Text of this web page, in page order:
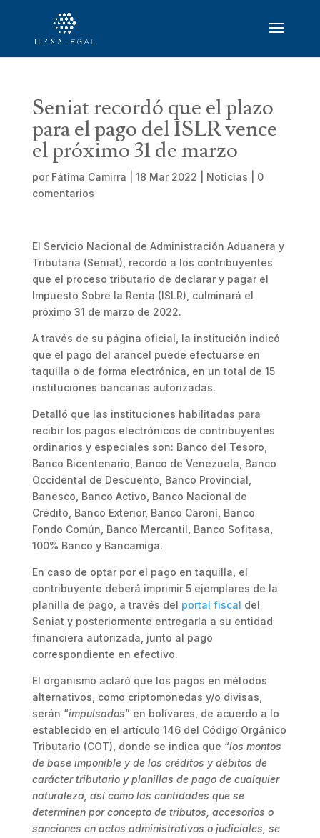
Seniat recordó que el plazo
para el pago del ISLR vence
el próximo 31 de marzo
por Fátima Camirra 18 Mar 2022 Noticias
0
comentarios
El Servicio Nacional de Administración Aduanera y
Tributaria (Seniat), recordó a los contribuyentes
que el proceso tributario de declarar y pagar el
Impuesto Sobre la Renta (ISLR), culminará el
próximo 31 de marzo de 2022.
A través de su página oficial, la institución indicó
que el pago del arancel puede efectuarse en
taquilla o de forma electrónica, en un total de 15
instituciones bancarias autorizadas.
Detalló que las instituciones habilitadas para
recibir los pagos electrónicos de contribuyentes
ordinarios y especiales son: Banco del Tesoro,
Banco Bicentenario, Banco de Venezuela, Banco
Occidental de Descuento, Banco Provincial,
Banesco, Banco Activo, Banco Nacional de
Crédito, Banco Exterior, Banco Caroní, Banco
Fondo Común, Banco Mercantil, Banco Sofitasa,
100% Banco y Bancamiga.
En caso de optar por el pago en taquilla, el
contribuyente deberá imprimir 5 ejemplares de la
planilla de pago, a través del portal fiscal del
Seniat y posteriormente entregarla a su entidad
financiera autorizada, junto al pago
correspondiente en efectivo.
El organismo aclaró que los pagos en métodos
alternativos, como criptomonedas y/o divisas,
serán “impulsados” ​​en bolívares, de acuerdo a lo
establecido en el artículo 146 del Código Orgánico
Tributario (COT), donde se indica que “los montos
de base imponible y de los créditos y débitos de
carácter tributario y planillas de pago de cualquier
naturaleza, así como las cantidades que se
determinen por concepto de tributos, accesorios o
sanciones en actos administrativos o judiciales, se